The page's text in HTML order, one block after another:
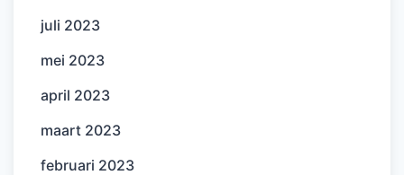
juli 2023
mei 2023
april 2023
maart 2023
februari 2023